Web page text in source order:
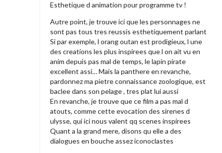
Esthetique d animation pour programme tv !
Autre point, je trouve ici que les personnages ne
sont pas tous tres reussis esthetiquement parlant
Si par exemple, l orang outan est prodigieux, l une
des creations les plus inspirees que l on ait vu en
anim depuis pas mal de temps, le lapin pirate
excellent assi… Mais la panthere en revanche,
pardonnez ma pietre connaissance zoologique, est
baclee dans son pelage , tres plat lui aussi
En revanche, je trouve que ce film a pas mal d
atouts, comme cette evocation des sirenes d
ulysse, qui ici nous valent qq scenes inspirees
Quant a la grand mere, disons qu elle a des
dialogues en bouche assez iconoclastes